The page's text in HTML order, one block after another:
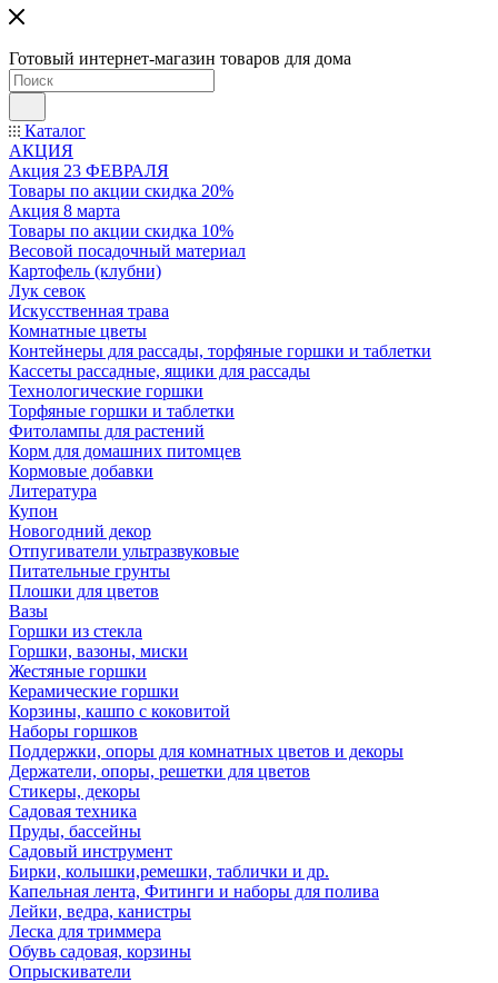
Готовый интернет-магазин товаров для дома
Каталог
АКЦИЯ
Акция 23 ФЕВРАЛЯ
Товары по акции скидка 20%
Акция 8 марта
Товары по акции скидка 10%
Весовой посадочный материал
Картофель (клубни)
Лук севок
Искусственная трава
Комнатные цветы
Контейнеры для рассады, торфяные горшки и таблетки
Кассеты рассадные, ящики для рассады
Технологические горшки
Торфяные горшки и таблетки
Фитолампы для растений
Корм для домашних питомцев
Кормовые добавки
Литература
Купон
Новогодний декор
Отпугиватели ультразвуковые
Питательные грунты
Плошки для цветов
Вазы
Горшки из стекла
Горшки, вазоны, миски
Жестяные горшки
Керамические горшки
Корзины, кашпо с коковитой
Наборы горшков
Поддержки, опоры для комнатных цветов и декоры
Держатели, опоры, решетки для цветов
Стикеры, декоры
Садовая техника
Пруды, бассейны
Садовый инструмент
Бирки, колышки,ремешки, таблички и др.
Капельная лента, Фитинги и наборы для полива
Лейки, ведра, канистры
Леска для триммера
Обувь садовая, корзины
Опрыскиватели